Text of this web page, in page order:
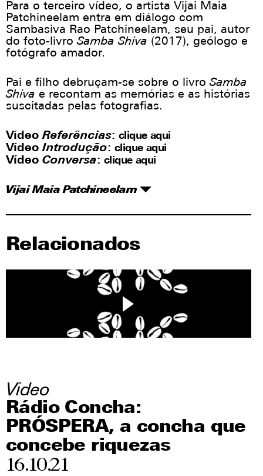
Para o terceiro vídeo, o artista Vijai Maia
Patchineelam entra em diálogo com
Sambasiva Rao Patchineelam, seu pai, autor
do foto-livro Samba Shiva (2017), geólogo e
fotógrafo amador.
Pai e filho debruçam-se sobre o livro Samba
Shiva e recontam as memórias e as histórias
suscitadas pelas fotografias.
VídeoReferências: clique aqui
VídeoIntrodução: clique aqui
Vídeo Conversa: clique aqui
Vijai Maia Patchineelam
Relacionados
Video
Rádio Concha:
PRÓSPERA, a concha que
concebe riquezas
16.10.21